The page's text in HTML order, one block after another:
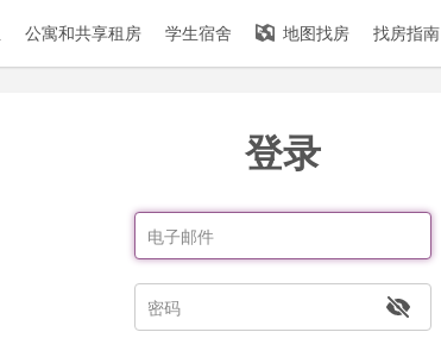
公寓和共享租房 学生宿舍 地图找房 找房指南
登录